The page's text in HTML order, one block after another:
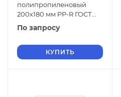
полипропиленовый
200х180 мм PP-R ГОСТ
32415-2013
По запросу
КУПИТЬ